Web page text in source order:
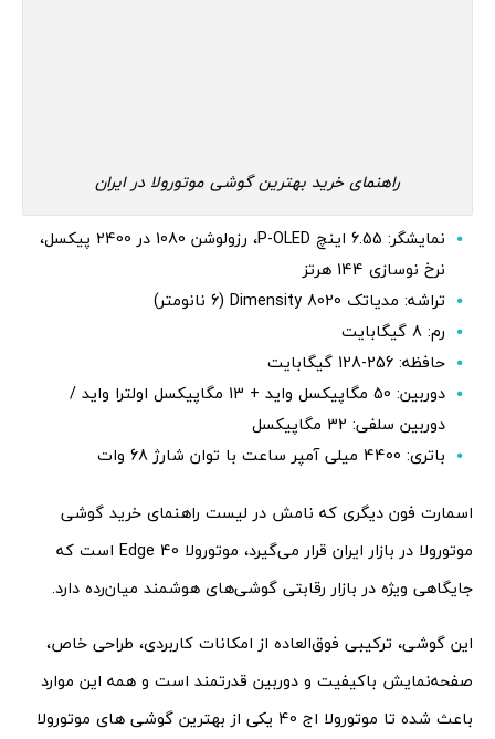
راهنمای خرید بهترین گوشی موتورولا در ایران
نمایشگر: 6.55 اینچ P-OLED، رزولوشن 1080 در 2400 پیکسل،
نرخ نوسازی 144 هرتز
تراشه: مدیاتک Dimensity 8020 (6 نانومتر)
رم: 8 گیگابایت
حافظه: 256-128 گیگابایت
دوربین: 50 مگاپیکسل واید + 13 مگاپیکسل اولترا واید /
دوربین سلفی: 32 مگاپیکسل
باتری: 4400 میلی آمپر ساعت با توان شارژ 68 وات
اسمارت فون دیگری که نامش در لیست راهنمای خرید گوشی
موتورولا در بازار ایران قرار می‌گیرد، موتورولا Edge 40 است که
جایگاهی ویژه در بازار رقابتی گوشی‌های هوشمند میان‌رده دارد.
این گوشی، ترکیبی فوق‌العاده از امکانات کاربردی، طراحی خاص،
صفحه‌نمایش باکیفیت و دوربین قدرتمند است و همه این موارد
باعث شده تا موتورولا اج 40 یکی از بهترین گوشی های موتورولا